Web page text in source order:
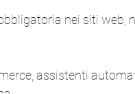
nei siti web,
assistenti